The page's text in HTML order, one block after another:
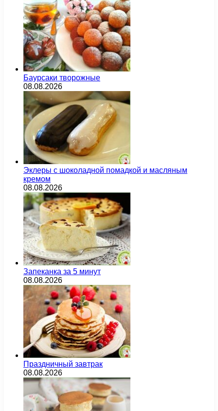
Баурсаки творожные
08.08.2026
Эклеры с шоколадной помадкой и масляным
кремом
08.08.2026
Запеканка за 5 минут
08.08.2026
Праздничный завтрак
08.08.2026